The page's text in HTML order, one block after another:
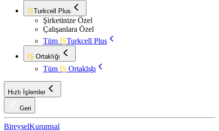
İŞTurkcell Plus
Şirketinize Özel
Çalışanlara Özel
Tüm İŞTurkcell Plus
İŞ Ortaklığı
Tüm İŞ Ortaklığı
Hızlı İşlemler
Geri
BireyselKurumsal